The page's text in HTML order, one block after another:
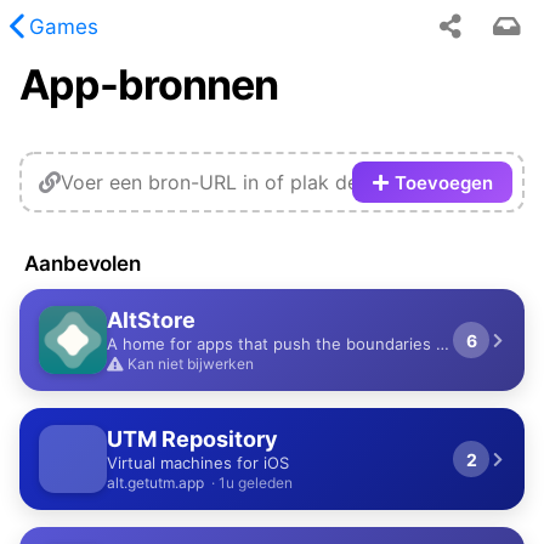
Games
App-bronnen
Toevoegen
Aanbevolen
AltStore
A home for apps that push the boundaries of iOS.
Kan niet bijwerken
6
UTM Repository
Virtual machines for iOS
alt.getutm.app · 1u geleden
2